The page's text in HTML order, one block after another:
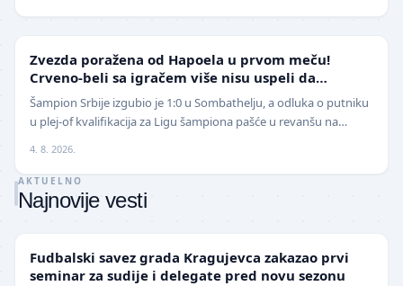
Zvezda poražena od Hapoela u prvom meču!
Crveno-beli sa igračem više nisu uspeli da
izbegnu poraz
Šampion Srbije izgubio je 1:0 u Sombathelju, a odluka o putniku
u plej-of kvalifikacija za Ligu šampiona pašće u revanšu na
4. 8. 2026.
AKTUELNO
Najnovije vesti
Fudbalski savez grada Kragujevca zakazao prvi
seminar za sudije i delegate pred novu sezonu